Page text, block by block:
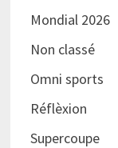
Mondial 2026
Non classé
Omni sports
Réflèxion
Supercoupe